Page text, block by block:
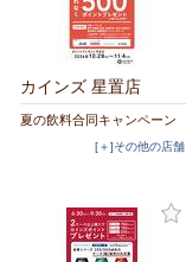
カインズ 星置店
夏の飲料合同キャンペーン
[＋]その他の店舗